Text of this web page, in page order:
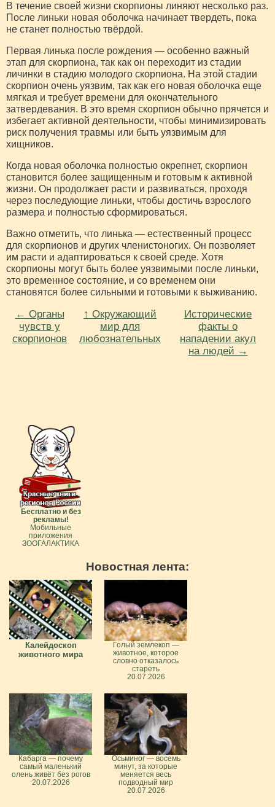
В течение своей жизни скорпионы линяют несколько раз.
После линьки новая оболочка начинает твердеть, пока
не станет полностью твёрдой.
Первая линька после рождения — особенно важный
этап для скорпиона, так как он переходит из стадии
личинки в стадию молодого скорпиона. На этой стадии
скорпион очень уязвим, так как его новая оболочка еще
мягкая и требует времени для окончательного
затвердевания. В это время скорпион обычно прячется и
избегает активной деятельности, чтобы минимизировать
риск получения травмы или быть уязвимым для
хищников.
Когда новая оболочка полностью окрепнет, скорпион
становится более защищенным и готовым к активной
жизни. Он продолжает расти и развиваться, проходя
через последующие линьки, чтобы достичь взрослого
размера и полностью сформироваться.
Важно отметить, что линька — естественный процесс
для скорпионов и других членистоногих. Он позволяет
им расти и адаптироваться к своей среде. Хотя
скорпионы могут быть более уязвимыми после линьки,
это временное состояние, и со временем они
становятся более сильными и готовыми к выживанию.
← Органы
чувств у
скорпионов
↑ Окружающий
мир для
любознательных
Исторические
факты о
нападении акул
на людей →
Бесплатно и без
рекламы!
Мобильные
приложения
ЗООГАЛАКТИКА
Новостная лента:
Калейдоскоп
животного мира
Голый землекоп —
животное, которое
словно отказалось
стареть
20.07.2026
Кабарга — почему
самый маленький
олень живёт без рогов
20.07.2026
Осьминог — восемь
минут, за которые
меняется весь
подводный мир
20.07.2026